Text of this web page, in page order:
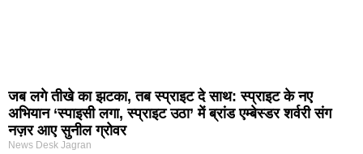
जब लगे तीखे का झटका, तब स्प्राइट दे साथ: स्प्राइट के नए
अभियान ‘स्पाइसी लगा, स्प्राइट उठा’ में ब्रांड एम्बेस्डर शर्वरी संग
नज़र आए सुनील ग्रोवर
News Desk Jagran